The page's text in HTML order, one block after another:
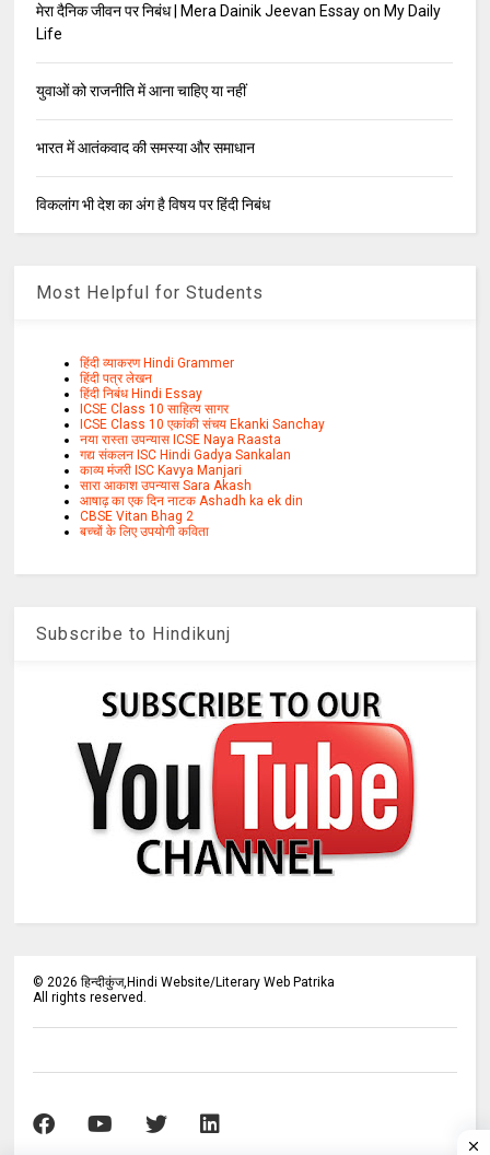
मेरा दैनिक जीवन पर निबंध | Mera Dainik Jeevan Essay on My Daily
Life
युवाओं को राजनीति में आना चाहिए या नहीं
भारत में आतंकवाद की समस्या और समाधान
विकलांग भी देश का अंग है विषय पर हिंदी निबंध
Most Helpful for Students
हिंदी व्याकरण Hindi Grammer
हिंदी पत्र लेखन
हिंदी निबंध Hindi Essay
ICSE Class 10 साहित्य सागर
ICSE Class 10 एकांकी संचय Ekanki Sanchay
नया रास्ता उपन्यास ICSE Naya Raasta
गद्य संकलन ISC Hindi Gadya Sankalan
काव्य मंजरी ISC Kavya Manjari
सारा आकाश उपन्यास Sara Akash
आषाढ़ का एक दिन नाटक Ashadh ka ek din
CBSE Vitan Bhag 2
बच्चों के लिए उपयोगी कविता
Subscribe to Hindikunj
©2026 हिन्दीकुंज,Hindi Website/Literary Web Patrika
All rights reserved.